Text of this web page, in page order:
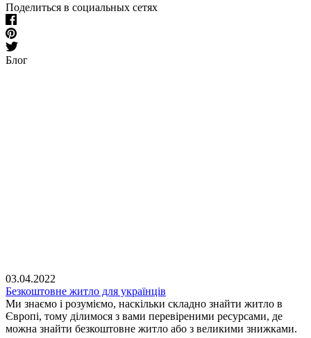
Поделиться в социальных сетях
Блог
03.04.2022
Безкоштовне житло для українців
Ми знаємо і розуміємо, наскільки складно знайти житло в
Європі, тому ділимося з вами перевіреними ресурсами, де
можна знайти безкоштовне житло або з великими знижками.